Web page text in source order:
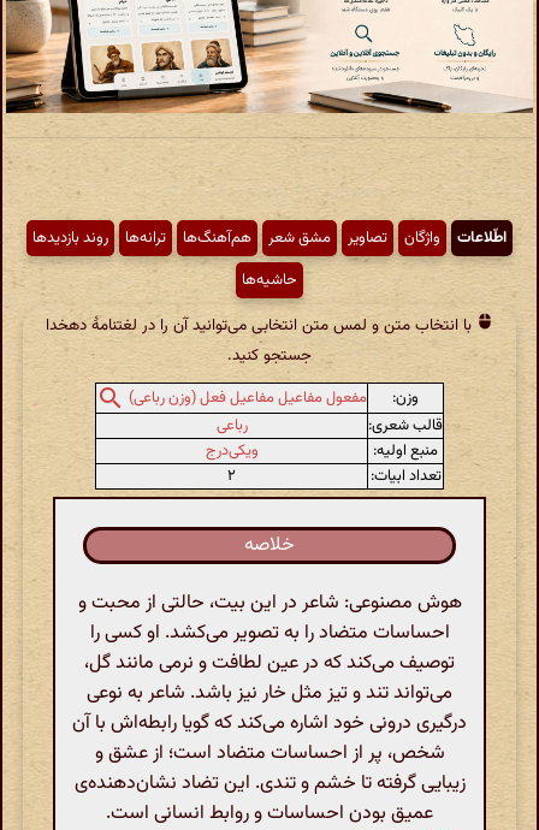
اطّلاعات واژگان تصاویر مشق شعر هم‌آهنگ‌ها ترانه‌ها
روند بازدیدها
حاشیه‌ها
با انتخاب متن و لمس متن انتخابی می‌توانید آن را در لغتنامهٔ دهخدا
جستجو کنید.
وزن:
مفعول مفاعیل مفاعیل فعل (وزن رباعی)
قالب شعری:
رباعی
منبع اولیه:
ویکی‌درج
تعداد ابیات:
۲
خلاصه
هوش مصنوعی: شاعر در این بیت، حالتی از محبت و
احساسات متضاد را به تصویر می‌کشد. او کسی را
توصیف می‌کند که در عین لطافت و نرمی مانند گل،
می‌تواند تند و تیز مثل خار نیز باشد. شاعر به نوعی
درگیری درونی خود اشاره می‌کند که گویا رابطه‌اش با آن
شخص، پر از احساسات متضاد است؛ از عشق و
زیبایی گرفته تا خشم و تندی. این تضاد نشان‌دهنده‌ی
عمیق بودن احساسات و روابط انسانی است.